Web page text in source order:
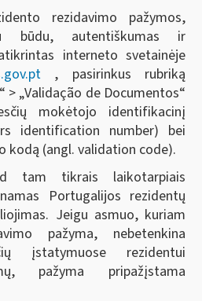
rezidavimo pažymos,
būdu, autentiškumas ir
interneto svetainėje
, pasirinkus rubriką
> „Validação de Documentos“
mokėtojo identifikacinį
identification number) bei
(angl. validation code).
tam tikrais laikotarpiais
Portugalijos rezidentų
Jeigu asmuo, kuriam
pažyma, nebetenkina
įstatymuose rezidentui
pažyma pripažįstama